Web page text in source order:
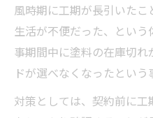
風時期に工期が長引いた
生活が不便だった、とい
事期間中に塗料の在庫切
ドが選べなくなったという
対策としては、契約前に